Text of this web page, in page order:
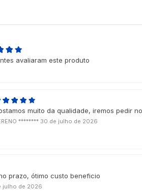
avaliaram este produto
muito da qualidade, iremos pedir
******** 30 de julho de 2026
prazo, ótimo custo beneficio
julho de 2026